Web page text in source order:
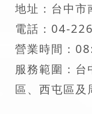
地址：台中
電話：04-
營業時間：
服務範圍：台
區、西屯區及